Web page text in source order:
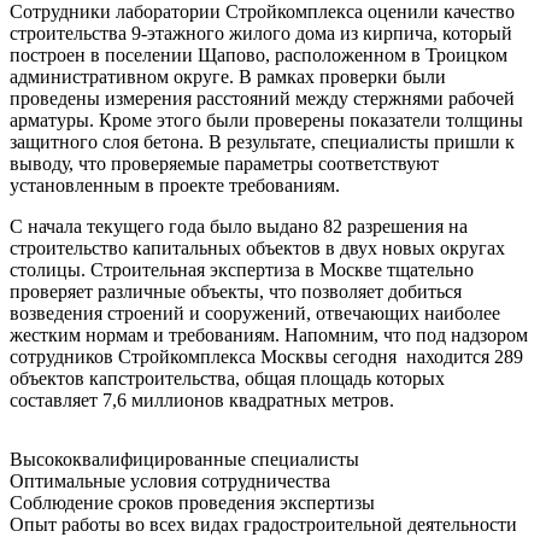
Сотрудники лаборатории Стройкомплекса оценили качество
строительства 9-этажного жилого дома из кирпича, который
построен в поселении Щапово, расположенном в Троицком
административном округе. В рамках проверки были
проведены измерения расстояний между стержнями рабочей
арматуры. Кроме этого были проверены показатели толщины
защитного слоя бетона. В результате, специалисты пришли к
выводу, что проверяемые параметры соответствуют
установленным в проекте требованиям.
С начала текущего года было выдано 82 разрешения на
строительство капитальных объектов в двух новых округах
столицы. Строительная экспертиза в Москве тщательно
проверяет различные объекты, что позволяет добиться
возведения строений и сооружений, отвечающих наиболее
жестким нормам и требованиям. Напомним, что под надзором
сотрудников Стройкомплекса Москвы сегодня находится 289
объектов капстроительства, общая площадь которых
составляет 7,6 миллионов квадратных метров.
Высококвалифицированные специалисты
Оптимальные условия сотрудничества
Соблюдение сроков проведения экспертизы
Опыт работы во всех видах градостроительной деятельности